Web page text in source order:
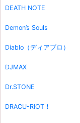
DEATH NOTE
Demon’s Souls
Diablo（ディアブロ）
DJMAX
Dr.STONE
DRACU-RIOT！